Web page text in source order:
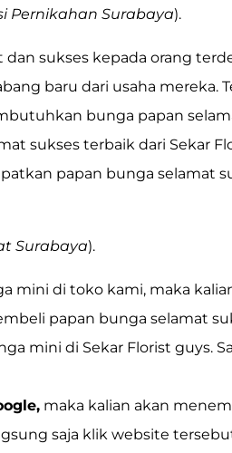
Pernikahan Surabaya).
sukses kepada orang
baru dari usaha mereka.
bunga papan
sukses terbaik dari Sekar
papan bunga selamat
Surabaya).
mini di toko kami, maka
papan bunga selamat
mini di Sekar Florist guys.
maka kalian akan
saja klik website